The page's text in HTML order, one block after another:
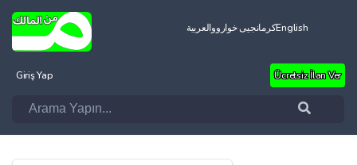
العربيةکرمانجیی خوارووEnglish
Giriş Yap Ücretsiz İlan Ver